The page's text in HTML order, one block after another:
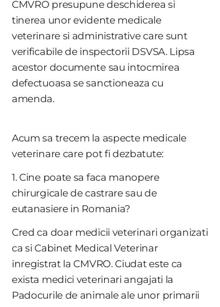
CMVRO presupune deschiderea si
tinerea unor evidente medicale
veterinare si administrative care sunt
verificabile de inspectorii DSVSA. Lipsa
acestor documente sau intocmirea
defectuoasa se sanctioneaza cu
amenda.
Acum sa trecem la aspecte medicale
veterinare care pot fi dezbatute:
1. Cine poate sa faca manopere
chirurgicale de castrare sau de
eutanasiere in Romania?
Cred ca doar medicii veterinari organizati
ca si Cabinet Medical Veterinar
inregistrat la CMVRO. Ciudat este ca
exista medici veterinari angajati la
Padocurile de animale ale unor primarii